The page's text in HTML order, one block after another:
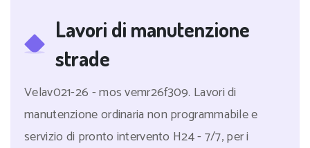
Lavori di manutenzione
strade
Velav021-26 - mos vemr26f309. Lavori di
manutenzione ordinaria non programmabile e
servizio di pronto intervento H24 - 7/7, per i